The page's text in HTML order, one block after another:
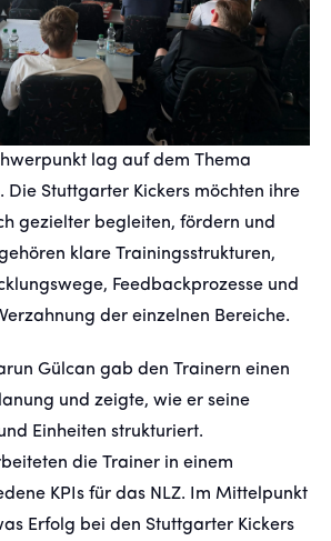
lag auf dem Thema
Die Stuttgarter Kickers möchten ihre
gezielter begleiten, fördern und
klare Trainingsstrukturen,
Feedbackprozesse und
der einzelnen Bereiche.
Gülcan gab den Trainern einen
und zeigte, wie er seine
Einheiten strukturiert.
die Trainer in einem
KPIs für das NLZ. Im Mittelpunkt
Erfolg bei den Stuttgarter Kickers